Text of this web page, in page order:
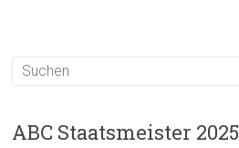
ABC Staatsmeister 2025